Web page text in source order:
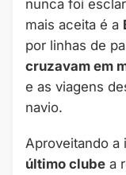
nunca foi
mais aceita é a
por linhas de
cruzavam em
e as viagens
navio.
Aproveitando a
último clube a